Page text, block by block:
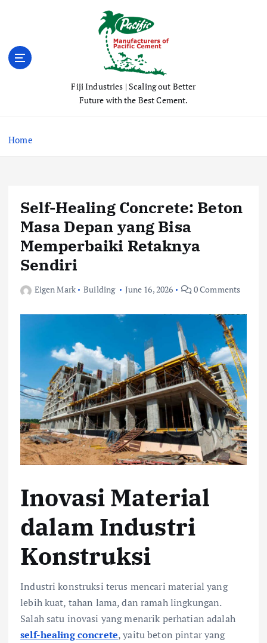
n
Fiji Industries | Scaling out Better
Future with the Best Cement.
Home
Self-Healing Concrete: Beton
Masa Depan yang Bisa
Memperbaiki Retaknya
Sendiri
Eigen Mark Building June 16, 2026 0 Comments
Inovasi Material
dalam Industri
Konstruksi
Industri konstruksi terus mencari material yang
lebih kuat, tahan lama, dan ramah lingkungan.
Salah satu inovasi yang menarik perhatian adalah
self-healing concrete, yaitu beton pintar yang